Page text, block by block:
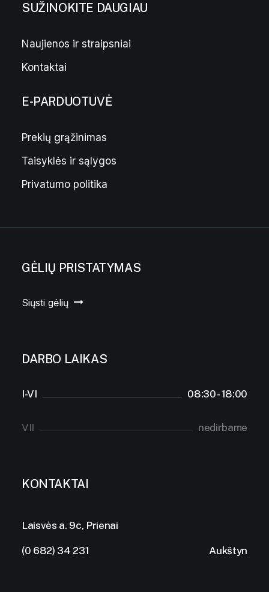
SUŽINOKITE DAUGIAU
Naujienos ir straipsniai
Kontaktai
E-PARDUOTUVĖ
Prekių grąžinimas
Taisyklės ir sąlygos
Privatumo politika
GĖLIŲ PRISTATYMAS
Siųsti gėlių
DARBO LAIKAS
I-VI 08:30 - 18:00
VII nedirbame
KONTAKTAI
Laisvės a. 9c, Prienai
(0 682) 34 231 Aukštyn